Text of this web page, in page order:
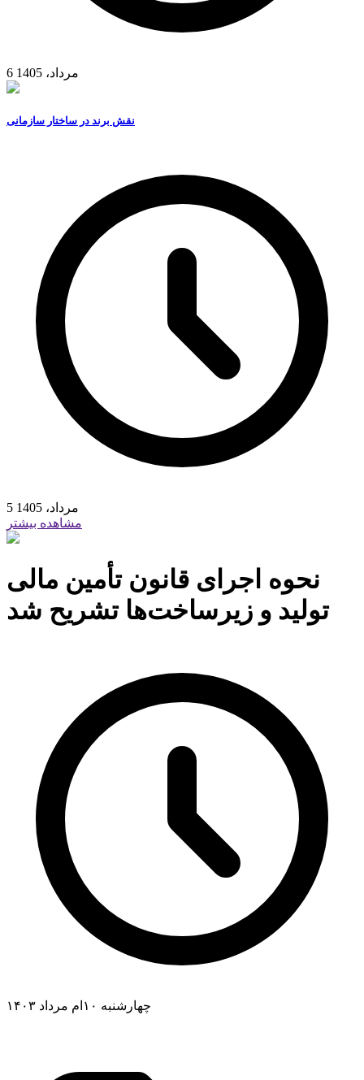
6 مرداد، 1405
نقش برند در ساختار سازمانی
5 مرداد، 1405
مشاهده بیشتر
نحوه اجرای قانون تأمین مالی
تولید و زیرساخت‌ها تشریح شد
چهارشنبه ۱۰ام مرداد ۱۴۰۳